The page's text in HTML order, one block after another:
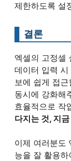
제한하도록 설
결론
엑셀의 고정셀
데이터 입력
보에 쉽게 접
동시에 강화해
효율적으로 작
다지는 것, 지
이제 여러분도
능을 잘 활용